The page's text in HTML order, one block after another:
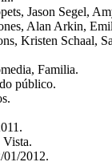
Jason Segel,
Alan Arkin,
Kristen Schaal,
Familia.
público.
Vista.
01/2012.